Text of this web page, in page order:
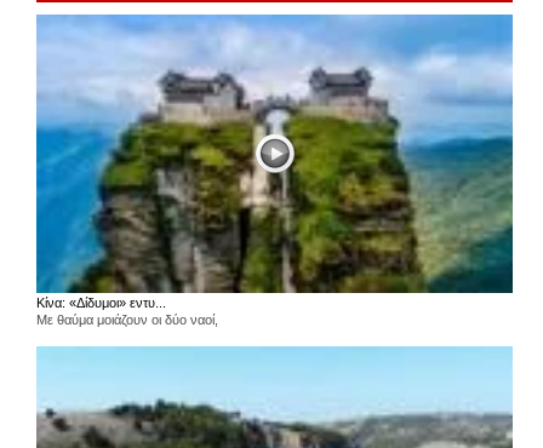
Κίνα: «Δίδυμοι» εντυ...
Με θαύμα μοιάζουν οι δύο ναοί,